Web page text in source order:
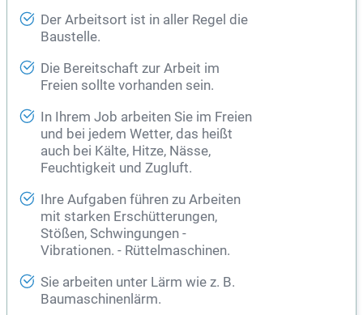
Der Arbeitsort ist in aller Regel die
Baustelle.
Die Bereitschaft zur Arbeit im
Freien sollte vorhanden sein.
In Ihrem Job arbeiten Sie im Freien
und bei jedem Wetter, das heißt
auch bei Kälte, Hitze, Nässe,
Feuchtigkeit und Zugluft.
Ihre Aufgaben führen zu Arbeiten
mit starken Erschütterungen,
Stößen, Schwingungen -
Vibrationen. - Rüttelmaschinen.
Sie arbeiten unter Lärm wie z. B.
Baumaschinenlärm.